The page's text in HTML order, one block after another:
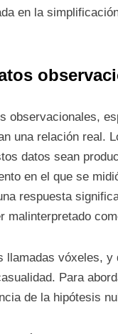
en la
observacionales,
una relación real.
datos sean
en el que se
respuesta
malinterpretado
vóxeles, y
Para
de la hipótesis